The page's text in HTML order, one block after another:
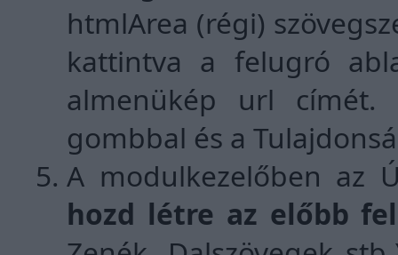
htmlArea (régi)
kattintva a felugró
almenükép url
gombbal és a
A modulkezelőben az
hozd létre az előbb